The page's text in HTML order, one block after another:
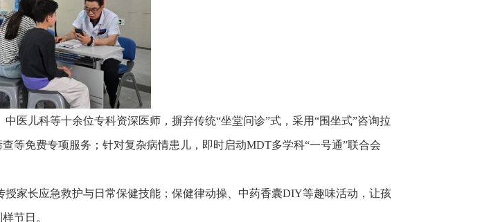
儿科等十余位专科资深医师，摒弃传统“坐堂问诊”式，采用“围坐式”咨询拉
等免费专项服务；针对复杂病情患儿，即时启动MDT多学科“一号通”联合会
长应急救护与日常保健技能；保健律动操、中药香囊DIY等趣味活动，让孩
节日。